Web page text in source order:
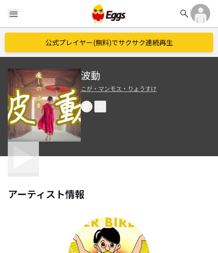
menu search
公式プレイヤー(無料)でサクサク連続再生
波動
こが・マンモス・りょうすけ
アーティスト情報